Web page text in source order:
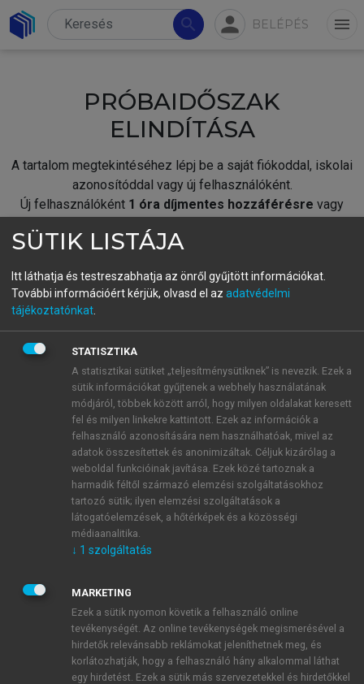
search person BELÉPÉS menu
PRÓBAIDŐSZAK
ELINDÍTÁSA
A tartalom megtekintéséhez lépj be a saját fiókoddal, iskolai
azonosítóddal vagy új felhasználóként.
Új felhasználóként 1 óra díjmentes hozzáférésre vagy
fiókoddal,vagy hozz létre új fiókot.
A regisztráció után apróbaidőszakautomatikusan
BELÉPÉS SAJÁT FIÓKKAL
ÚJ FIÓK LÉTREHOZÁSA
1 óra díjmentes hozzáférés
E-MAIL-CÍM
JELSZÓ
JELSZÓ ÚJRA
SÜTIK LISTÁJA
Itt láthatja és testreszabhatja az önről gyűjtött információkat.
További információért kérjük, olvasd el az adatvédelmi
tájékoztatónkat
STATISZTIKA
A statisztikai sütiket „teljesítménysütiknek” is nevezik. Ezek a
sütik információkat gyűjtenek a webhely használatának
módjáról, többek között arról, hogy milyen oldalakat keresett
fel és milyen linkekre kattintott. Ezek az információk a
felhasználó azonosítására nem használhatóak, mivel az
adatok összesítettek és anonimizáltak. Céljuk kizárólag a
weboldal funkcióinak javítása. Ezek közé tartoznak a
harmadik féltől származó elemzési szolgáltatásokhoz
tartozó sütik; ilyen elemzési szolgáltatások a
látogatóelemzések, a hőtérképek és a közösségi
médiaanalitika.
↓ 1 szolgáltatás
MARKETING
Ezek a sütik nyomon követik a felhasználó online
tevékenységét. Az online tevékenységek megismerésével a
hirdetők relevánsabb reklámokat jeleníthetnek meg, és
korlátozhatják, hogy a felhasználó hány alkalommal láthat
egy hirdetést. Ezek a sütik más szervezetekkel és hirdetőkkel